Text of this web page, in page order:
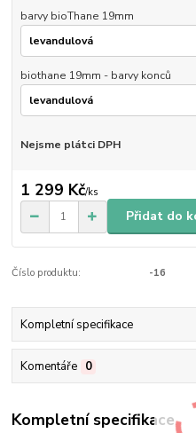
barvy bioThane 19mm
biothane 19mm - barvy konců
Nejsme plátci DPH
1 299 Kč/ks
Přidat do
Číslo produktu: -16
Kompletní specifikace
Komentáře 0
Kompletní specifikace